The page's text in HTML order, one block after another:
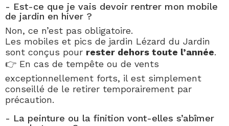
- Est-ce que je vais devoir rentrer mon mobile
de jardin en hiver ?
Non, ce n’est pas obligatoire.
Les mobiles et pics de jardin Lézard du Jardin
sont conçus pour rester dehors toute l’année.
👉 En cas de tempête ou de vents
exceptionnellement forts, il est simplement
conseillé de le retirer temporairement par
précaution.
- La peinture ou la finition vont-elles s’abîmer